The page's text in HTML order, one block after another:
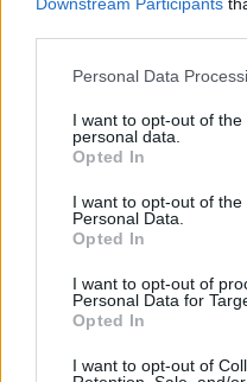
Please note that this
not limited to your visit or
grant or deny consent to
use your data for below
consent section.
Personal Data
I want to opt-out of
personal data.
Opted In
I want to opt-out of the
Personal Data.
Opted In
I want to opt-out of
Personal Data for
Opted In
I want to opt-out of
Διαβάζονται αυτή τη
Τράπεζες: Στα 55,5